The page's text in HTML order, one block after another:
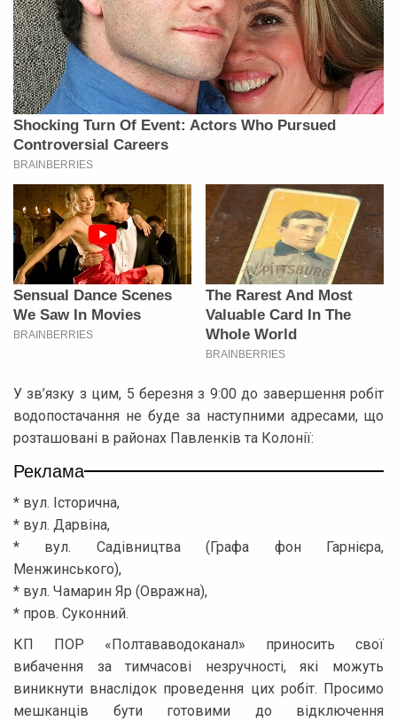
У зв’язку з цим, 5 березня з 9:00 до завершення робіт
водопостачання не буде за наступними адресами, що
розташовані в районах Павленків та Колонії:
Реклама
* вул. Історична,
* вул. Дарвіна,
* вул. Садівництва (Графа фон Гарнієра,
Менжинського),
* вул. Чамарин Яр (Овражна),
* пров. Суконний.
КП ПОР «Полтававодоканал» приносить свої
вибачення за тимчасові незручності, які можуть
виникнути внаслідок проведення цих робіт. Просимо
мешканців бути готовими до відключення